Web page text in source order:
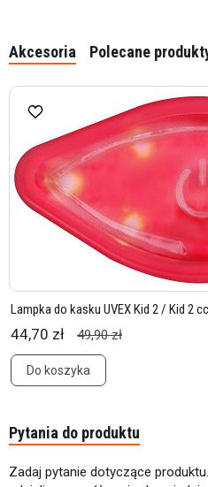
Akcesoria Polecane
Lampka do kasku UVEX Kid 2 / Kid 2 cc
44,70 zł 49,90 zł
Do koszyka
Pytania do produktu
Zadaj pytanie dotyczące